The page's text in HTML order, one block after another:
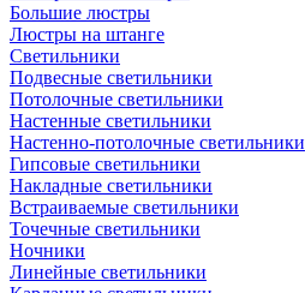
Большие люстры
Люстры на штанге
Светильники
Подвесные светильники
Потолочные светильники
Настенные светильники
Настенно-потолочные светильники
Гипсовые светильники
Накладные светильники
Встраиваемые светильники
Точечные светильники
Ночники
Линейные светильники